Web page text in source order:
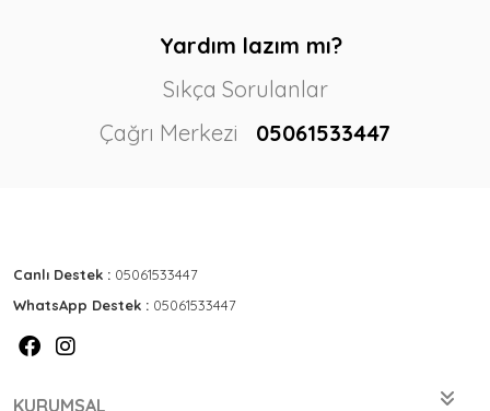
Yardım lazım mı?
Sıkça Sorulanlar
Çağrı Merkezi
05061533447
Canlı Destek : 05061533447
WhatsApp Destek : 05061533447
KURUMSAL